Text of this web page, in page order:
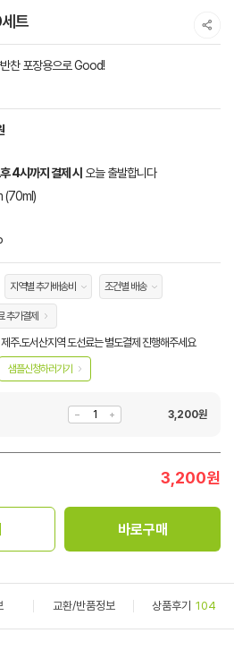
트
찬 포장용으로 Good!
4시까지 결제 시 오늘 출발합니다
(70ml)
지역별 추가배송비 조건별 배송
추가결제
주.도서산지역 도선료는 별도결제 진행해주세요
샘플신청하러가기
3,200원
3,200원
바로구매
교환/반품정보 상품후기 104